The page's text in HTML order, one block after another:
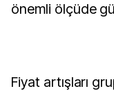
önemli ölçüde
Fiyat artışları